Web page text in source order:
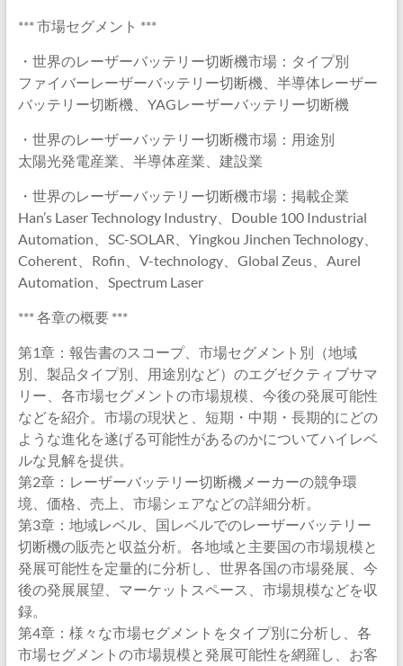
*** 市場セグメント ***
・世界のレーザーバッテリー切断機市場：タイプ別
ファイバーレーザーバッテリー切断機、半導体レーザー
バッテリー切断機、YAGレーザーバッテリー切断機
・世界のレーザーバッテリー切断機市場：用途別
太陽光発電産業、半導体産業、建設業
・世界のレーザーバッテリー切断機市場：掲載企業
Han’s Laser Technology Industry、Double 100 Industrial
Automation、SC-SOLAR、Yingkou Jinchen Technology、
Coherent、Rofin、V-technology、Global Zeus、Aurel
Automation、Spectrum Laser
*** 各章の概要 ***
第1章：報告書のスコープ、市場セグメント別（地域
別、製品タイプ別、用途別など）のエグゼクティブサマ
リー、各市場セグメントの市場規模、今後の発展可能性
などを紹介。市場の現状と、短期・中期・長期的にどの
ような進化を遂げる可能性があるのかについてハイレベ
ルな見解を提供。
第2章：レーザーバッテリー切断機メーカーの競争環
境、価格、売上、市場シェアなどの詳細分析。
第3章：地域レベル、国レベルでのレーザーバッテリー
切断機の販売と収益分析。各地域と主要国の市場規模と
発展可能性を定量的に分析し、世界各国の市場発展、今
後の発展展望、マーケットスペース、市場規模などを収
録。
第4章：様々な市場セグメントをタイプ別に分析し、各
市場セグメントの市場規模と発展可能性を網羅し、お客